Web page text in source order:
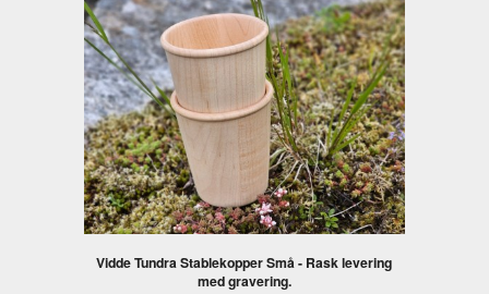
Vidde Tundra Stablekopper Små - Rask levering
med gravering.